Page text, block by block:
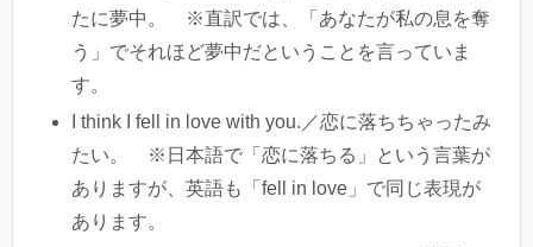
たに夢中。 ※直訳では、「あなたが私の息を奪
う」でそれほど夢中だということを言っていま
す。
I think I fell in love with you.／恋に落ちちゃったみ
たい。 ※日本語で「恋に落ちる」という言葉が
ありますが、英語も「fell in love」で同じ表現が
あります。